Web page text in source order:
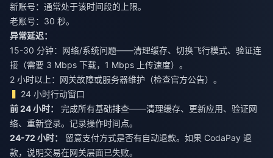
新账号：通常处于该时间段的上限。
老账号：30 秒。
异常延迟：
15-30 分钟：网络/系统问题——清理缓存、切换飞行模式、验证连
接（需要 3 Mbps 下载，1 Mbps 上传速度）。
2 小时以上：网关故障或服务器维护（检查官方公告）。
24 小时行动窗口
前 24 小时：
完成所有基础排查——清理缓存、更新应用、验证网
络、重新登录。记录操作时间点。
24-72 小时：
留意支付方式是否有自动退款。如果 CodaPay 退
款，说明交易在网关层面已失败。